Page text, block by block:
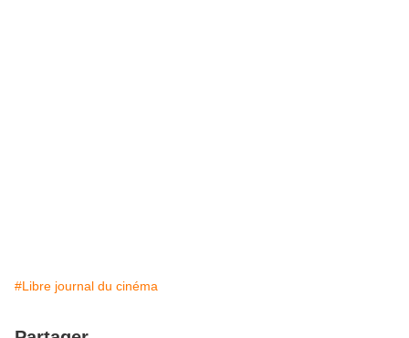
#Libre journal du cinéma